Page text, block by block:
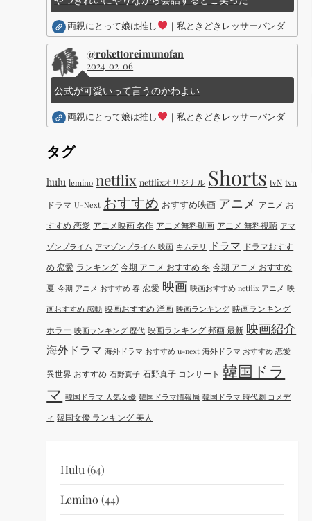
両親にとって娘は推し ｜私ときどきレッサーパンダ ｜
@rokettoreimunofan
2024-02-06
公式が可愛いって言うのかわよい
両親にとって娘は推し ｜私ときどきレッサーパンダ ｜
タグ
hulu lemino netflix netflixオリジナル Shorts tvN tvn
ドラマ U-Next おすすめ おすすめ映画 アニメ アニメ お
すすめ 恋愛 アニメ映画 名作 アニメ無料動画 アニメ 無料視聴 アマ
ゾンプライム アマゾンプライム 映画 キムテリ ドラマ ドラマおすす
め 恋愛 ランキング 今期 アニメ おすすめ 冬 今期 アニメ おすすめ
夏 今期 アニメ おすすめ 春 恋愛 映画 映画おすすめ netflix アニメ 映
画おすすめ 感動 映画おすすめ 洋画 映画ランキング 映画ランキング
ホラー 映画ランキング 歴代 映画ランキング 邦画 最新 映画紹介
海外ドラマ 海外ドラマ おすすめ u-next 海外ドラマ おすすめ 恋愛
異世界 おすすめ 石野真子 石野真子 コンサート 韓国ドラ
マ 韓国ドラマ 人気女優 韓国ドラマ情報局 韓国ドラマ 時代劇 コメデ
ィ 韓国女優 ランキング 美人
Hulu (64)
Lemino (44)